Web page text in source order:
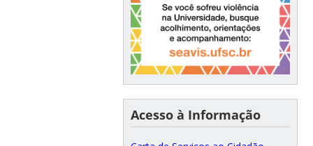
Acesso à Informação